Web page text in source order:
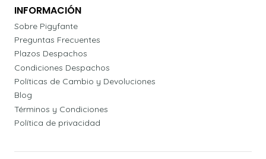
INFORMACIÓN
Sobre Pigyfante
Preguntas Frecuentes
Plazos Despachos
Condiciones Despachos
Políticas de Cambio y Devoluciones
Blog
Términos y Condiciones
Política de privacidad